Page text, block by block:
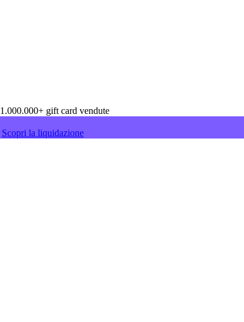
1.000.000+ gift card vendute
Scopri la liquidazione